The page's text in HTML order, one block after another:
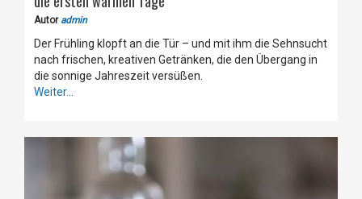
Autor admin
Der Frühling klopft an die Tür – und mit ihm die Sehnsucht
nach frischen, kreativen Getränken, die den Übergang in
die sonnige Jahreszeit versüßen.
Weiter...